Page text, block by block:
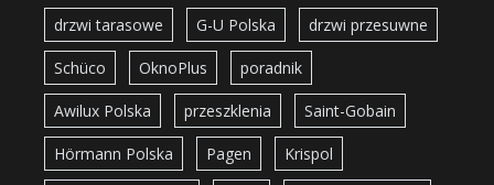
drzwi tarasowe G-U Polska drzwi przesuwne
Schüco OknoPlus poradnik
Awilux Polska przeszklenia Saint-Gobain
Hörmann Polska Pagen Krispol